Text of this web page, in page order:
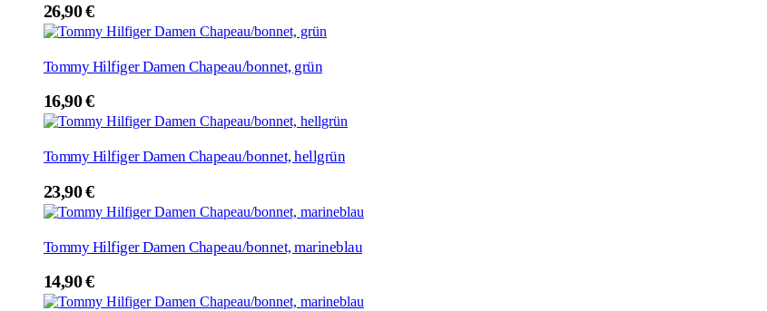
26,90€
Tommy Hilfiger Damen Chapeau/bonnet, grün
16,90€
Tommy Hilfiger Damen Chapeau/bonnet, hellgrün
23,90€
Tommy Hilfiger Damen Chapeau/bonnet, marineblau
14,90€